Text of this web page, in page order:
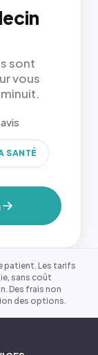
sont
vous
SANTÉ
patient. Les tarifs
sans coût
Des frais non
des options.